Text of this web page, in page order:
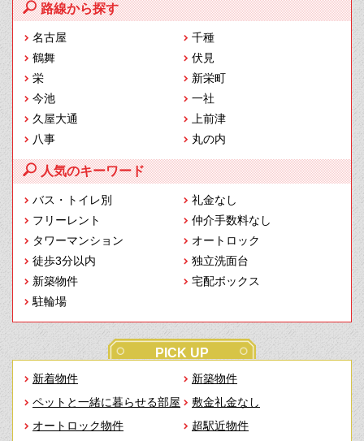
路線から探す
名古屋
千種
鶴舞
伏見
栄
新栄町
今池
一社
久屋大通
上前津
八事
丸の内
人気のキーワード
バス・トイレ別
礼金なし
フリーレント
仲介手数料なし
タワーマンション
オートロック
徒歩3分以内
独立洗面台
新築物件
宅配ボックス
駐輪場
PICK UP
新着物件
新築物件
ペットと一緒に暮らせる部屋
敷金礼金なし
オートロック物件
超駅近物件